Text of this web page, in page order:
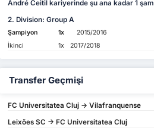
André Ceitil kariyerinde şu ana kadar 1
2. Division: Group A
Şampiyon 1x
2015/2016
İkinci
1x 2017/2018
Transfer Geçmişi
FC Universitatea Cluj -> Vilafranquense
Leixões SC -> FC Universitatea Cluj